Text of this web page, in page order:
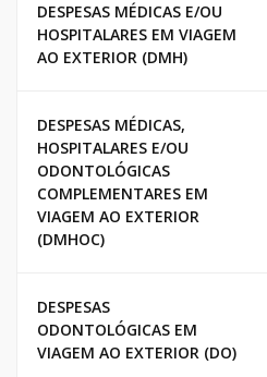
DESPESAS MÉDICAS E/OU
HOSPITALARES EM VIAGEM
AO EXTERIOR (DMH)
DESPESAS MÉDICAS,
HOSPITALARES E/OU
ODONTOLÓGICAS
COMPLEMENTARES EM
VIAGEM AO EXTERIOR
(DMHOC)
DESPESAS
ODONTOLÓGICAS EM
VIAGEM AO EXTERIOR (DO)